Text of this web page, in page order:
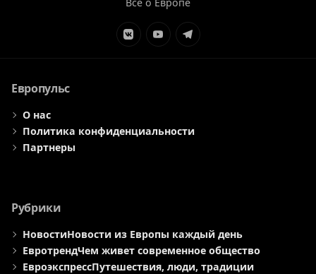
ЭлементЭлементЭлемент
Европульс
О нас
Политика конфиденциальности
Партнеры
Рубрики
НовостиНовости из Европы каждый день
ЕвротрендЧем живет современное общество
ЕвроэкспрессПутешествия, люди, традиции